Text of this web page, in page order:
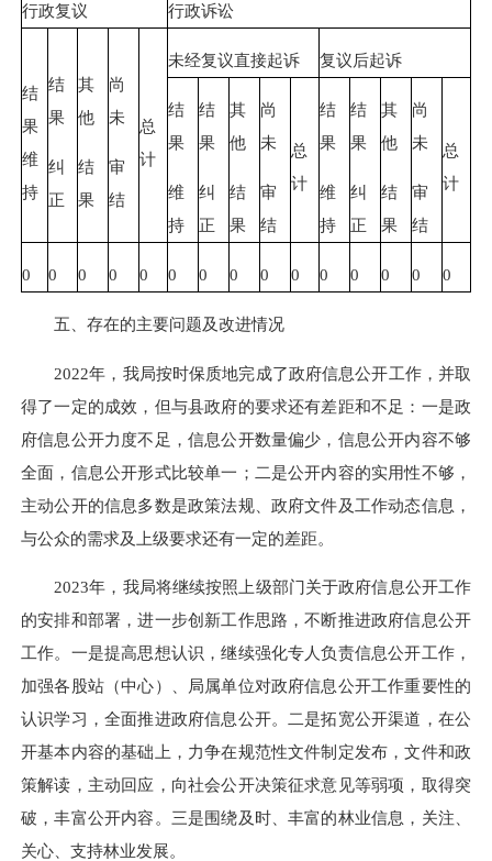
行政复议 行政诉讼
结
果
维
持
结
果
纠
正
其
他
结
果
尚
未
审
结
总
计
未经复议直接起诉 复议后起诉
结
果
维
持
结
果
纠
正
其
他
结
果
尚
未
审
结
总
计
结
果
维
持
结
果
纠
正
其
他
结
果
尚
未
审
结
总
计
0 0 0 0 0 0 0 0 0 0 0 0 0 0 0
五、存在的主要问题及改进情况
2022年，我局按时保质地完成了政府信息公开工作，并取
得了一定的成效，但与县政府的要求还有差距和不足：一是政
府信息公开力度不足，信息公开数量偏少，信息公开内容不够
全面，信息公开形式比较单一；二是公开内容的实用性不够，
主动公开的信息多数是政策法规、政府文件及工作动态信息，
与公众的需求及上级要求还有一定的差距。
2023年，我局将继续按照上级部门关于政府信息公开工作
的安排和部署，进一步创新工作思路，不断推进政府信息公开
工作。一是提高思想认识，继续强化专人负责信息公开工作，
加强各股站（中心）、局属单位对政府信息公开工作重要性的
认识学习，全面推进政府信息公开。二是拓宽公开渠道，在公
开基本内容的基础上，力争在规范性文件制定发布，文件和政
策解读，主动回应，向社会公开决策征求意见等弱项，取得突
破，丰富公开内容。三是围绕及时、丰富的林业信息，关注、
关心、支持林业发展。